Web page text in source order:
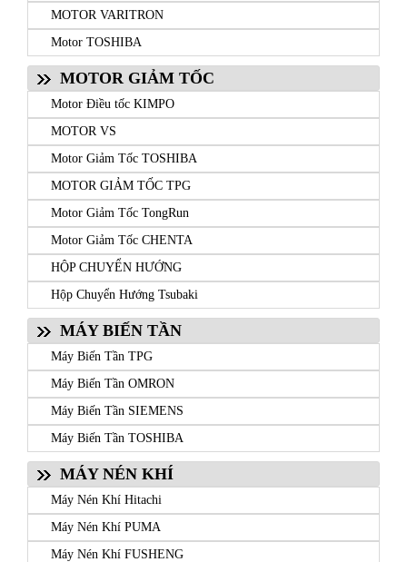
MOTOR VARITRON
Motor TOSHIBA
MOTOR GIẢM TỐC
Motor Điều tốc KIMPO
MOTOR VS
Motor Giảm Tốc TOSHIBA
MOTOR GIẢM TỐC TPG
Motor Giảm Tốc TongRun
Motor Giảm Tốc CHENTA
HỘP CHUYỂN HƯỚNG
Hộp Chuyển Hướng Tsubaki
MÁY BIẾN TẦN
Máy Biến Tần TPG
Máy Biến Tần OMRON
Máy Biến Tần SIEMENS
Máy Biến Tần TOSHIBA
MÁY NÉN KHÍ
Máy Nén Khí Hitachi
Máy Nén Khí PUMA
Máy Nén Khí FUSHENG